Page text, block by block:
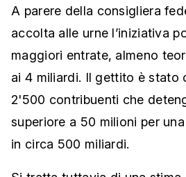
A parere della consigliera
accolta alle urne l’iniziativa
maggiori entrate, almeno
ai 4 miliardi. Il gettito è stato
2'500 contribuenti che
superiore a 50 milioni per
in circa 500 miliardi.